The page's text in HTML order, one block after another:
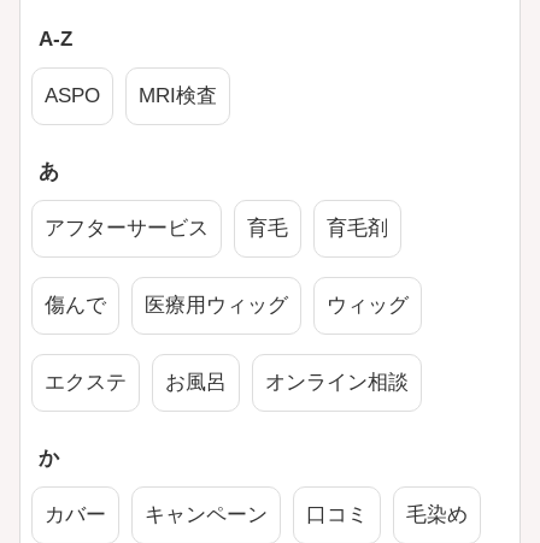
A-Z
ASPO MRI検査
あ
アフターサービス 育毛 育毛剤
傷んで 医療用ウィッグ ウィッグ
エクステ お風呂 オンライン相談
か
カバー キャンペーン 口コミ 毛染め